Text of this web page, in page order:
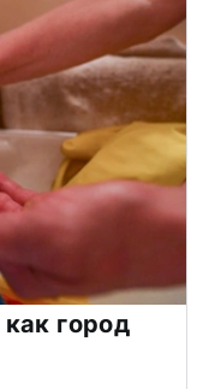
город